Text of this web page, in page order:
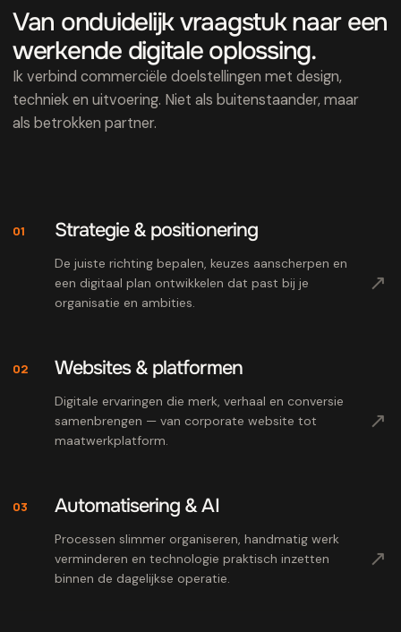
Van onduidelijk vraagstuk naar een
werkende digitale oplossing.
Ik verbind commerciële doelstellingen met design,
techniek en uitvoering. Niet als buitenstaander, maar
als betrokken partner.
01 Strategie & positionering
De juiste richting bepalen, keuzes aanscherpen en
een digitaal plan ontwikkelen dat past bij je
organisatie en ambities.
↗
02 Websites & platformen
Digitale ervaringen die merk, verhaal en conversie
samenbrengen — van corporate website tot
maatwerkplatform.
↗
03 Automatisering & AI
Processen slimmer organiseren, handmatig werk
verminderen en technologie praktisch inzetten
binnen de dagelijkse operatie.
↗